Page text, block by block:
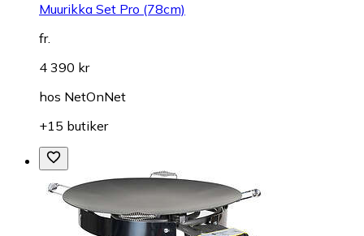
Muurikka Set Pro (78cm)
fr.
4 390 kr
hos NetOnNet
+15 butiker